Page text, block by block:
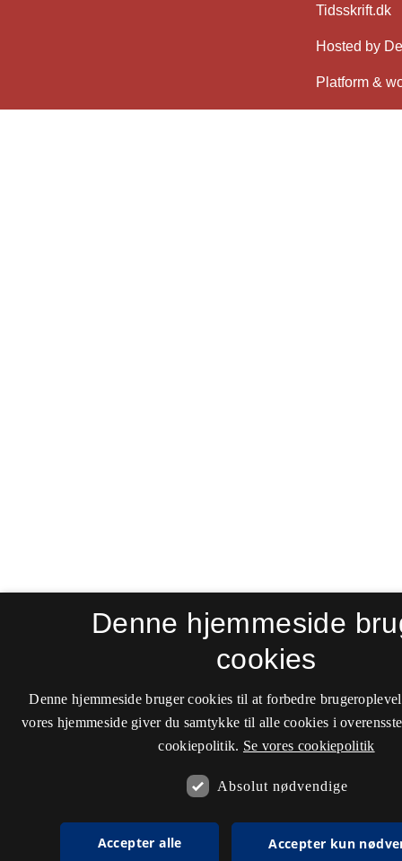
Denne hjemmeside
cookies
Denne hjemmeside bruger cookies til at forbedre
vores hjemmeside giver du samtykke til alle cookies i
cookiepolitik. Se vores cookiepolitik
Absolut nødvendige
Accepter alle Accepter kun